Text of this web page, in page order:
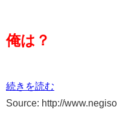
俺は？
続きを読む
Source: http://